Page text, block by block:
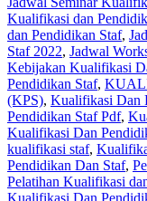
Kualifikasi dan
dan Pendidikan Staf,
Staf 2022, Jadwal
Kebijakan Kualifikasi
Pendidikan Staf,
(KPS), Kualifikasi Dan
Pendidikan Staf Pdf,
Kualifikasi Dan
kualifikasi staf,
Pendidikan Dan Staf,
Pelatihan Kualifikasi
Kualifikasi Dan